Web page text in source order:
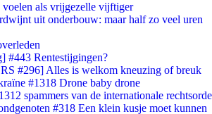
als vrijgezelle vijftiger
uit onderbouw: maar half zo veel uren
#443 Rentestijgingen?
#296] Alles is welkom kneuzing of breuk
#1318 Drone baby drone
spammers van de internationale rechtsorde
#318 Een klein kusje moet kunnen